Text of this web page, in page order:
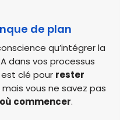
de plan
qu’intégrer la
dans vos processus
clé pour rester
mais vous ne savez pas
commencer.